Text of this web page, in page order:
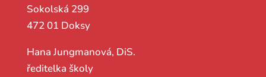
Sokolská 299
472 01 Doksy
Hana Jungmanová, DiS.
ředitelka školy